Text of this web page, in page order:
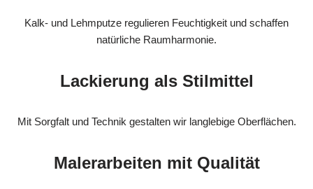
Kalk- und Lehmputze regulieren Feuchtigkeit und schaffen
natürliche Raumharmonie.
Lackierung als Stilmittel
Mit Sorgfalt und Technik gestalten wir langlebige Oberflächen.
Malerarbeiten mit Qualität